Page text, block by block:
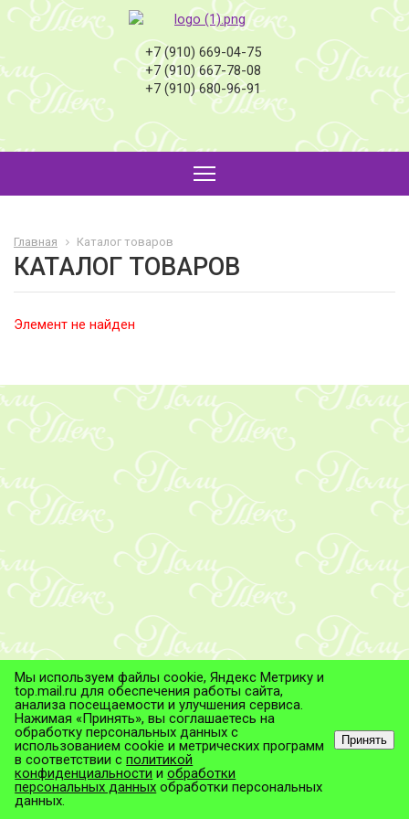
+7 (910) 669-04-75
+7 (910) 667-78-08
+7 (910) 680-96-91
Главная Каталог товаров
КАТАЛОГ ТОВАРОВ
Элемент не найден
© ТД "ПолиТекс", 2026
Все права защищены.
Мы используем файлы cookie, Яндекс Метрику и
top.mail.ru для обеспечения работы сайта,
анализа посещаемости и улучшения сервиса.
Нажимая «Принять», вы соглашаетесь на
обработку персональных данных с
использованием cookie и метрических программ
в соответствии сполитикой
конфиденциальности иобработки
персональных данных обработки персональных
данных.
Принять